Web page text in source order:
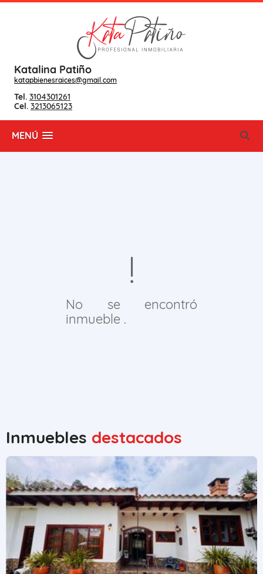
Katalina Patiño
katapbienesraices@gmail.com
Tel. 3104301261
Cel. 3213065123
MENÚ
No se encontró
inmueble .
Inmuebles destacados